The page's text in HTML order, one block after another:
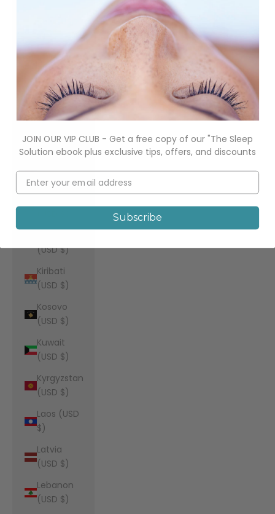
Jamaica
(USD $)
Japan
(USD $)
(USD $)
(USD $)
(USD $)
Kiribati
(USD $)
Kosovo
(USD $)
Kuwait
(USD $)
Kyrgyzstan
(USD $)
Laos (USD
$)
Latvia
(USD $)
Lebanon
(USD $)
JOIN OUR VIP CLUB - Get a free copy of our "The Sleep
Solution ebook plus exclusive tips, offers, and discounts
Subscribe